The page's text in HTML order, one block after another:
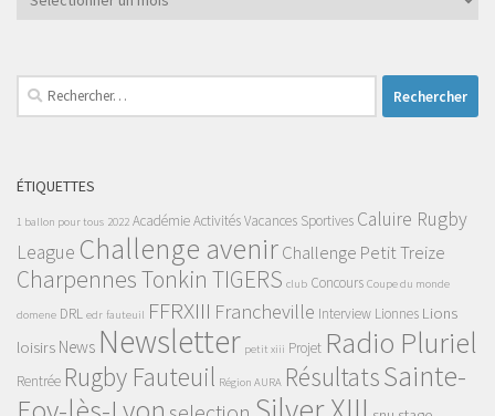
Rechercher :
ÉTIQUETTES
1 ballon pour tous 2022 AcadémieActivités Vacances Sportives Caluire Rugby
League Challenge avenirChallenge Petit Treize
Charpennes Tonkin TIGERS club Concours Coupe du monde
domene DRL edr fauteuil FFRXIII Francheville Interview Lionnes Lions
loisirs News Newsletter petit xiii Projet Radio Pluriel
Rentrée Rugby Fauteuil Région AURA RésultatsSainte-